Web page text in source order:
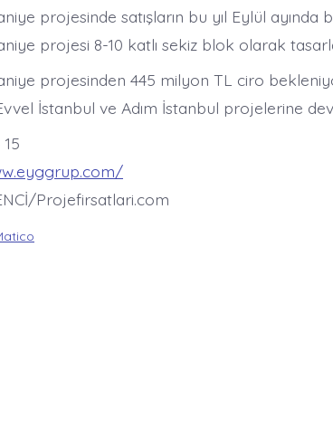
projesinde satışların bu yıl Eylül ayında
projesi 8-10 katlı sekiz blok olarak
projesinden 445 milyon TL ciro
İstanbul ve Adım İstanbul projelerine
Projefirsatlari.com